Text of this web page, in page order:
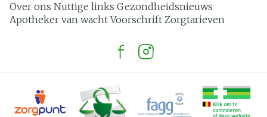
Over ons Nuttige links Gezondheidsnieuws
Apotheker van wacht Voorschrift Zorgtarieven